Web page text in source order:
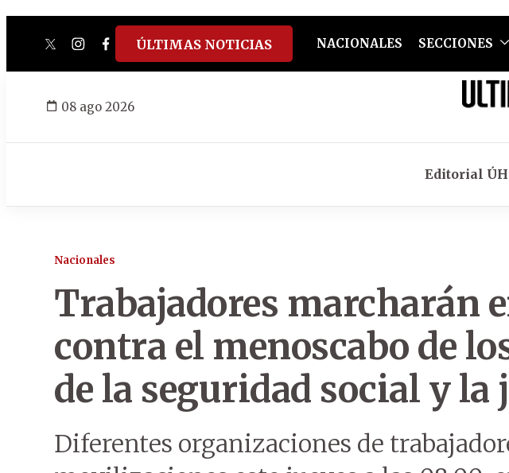
twitterinstagram
facebook
tiktokyoutube
spotify
ÚLTIMAS NOTICIAS NACIONALES SECCIONES
08 ago 2026
Editorial ÚH
Nacionales
Trabajadores marcharán
contra el menoscabo de
de la seguridad social y
Diferentes organizaciones de